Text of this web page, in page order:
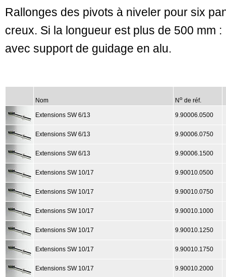
Rallonges des pivots à niveler pour six
creux. Si la longueur est plus de 500 mm :
avec support de guidage en alu.
Nom No de réf.
Extensions SW 6/13 9.90006.0500
Extensions SW 6/13 9.90006.0750
Extensions SW 6/13 9.90006.1500
Extensions SW 10/17 9.90010.0500
Extensions SW 10/17 9.90010.0750
Extensions SW 10/17 9.90010.1000
Extensions SW 10/17 9.90010.1250
Extensions SW 10/17 9.90010.1750
Extensions SW 10/17 9.90010.2000